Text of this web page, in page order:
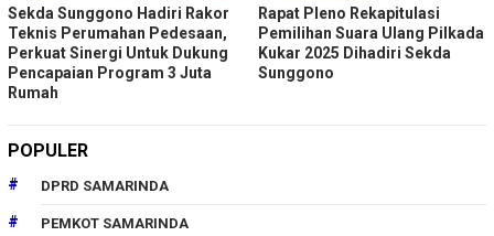
Sekda Sunggono Hadiri Rakor
Teknis Perumahan Pedesaan,
Perkuat Sinergi Untuk Dukung
Pencapaian Program 3 Juta
Rumah
Rapat Pleno Rekapitulasi
Pemilihan Suara Ulang Pilkada
Kukar 2025 Dihadiri Sekda
Sunggono
POPULER
DPRD SAMARINDA
PEMKOT SAMARINDA